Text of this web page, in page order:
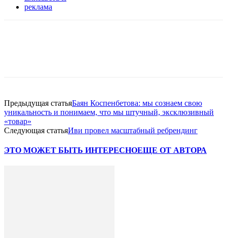
реклама
Предыдущая статьяБаян Коспенбетова: мы сознаем свою
уникальность и понимаем, что мы штучный, эксклюзивный
«товар»
Следующая статьяИви провел масштабный ребрендинг
ЭТО МОЖЕТ БЫТЬ ИНТЕРЕСНОЕЩЕ ОТ АВТОРА